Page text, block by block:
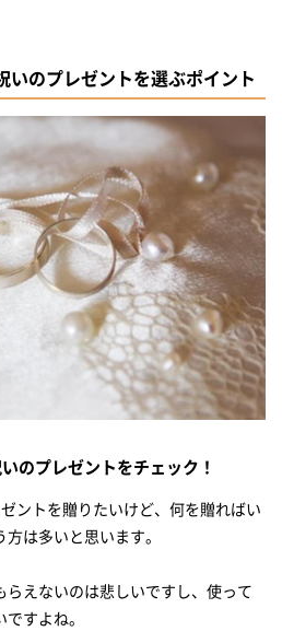
円で贈れる豪華なギフトで
3点セット
マバスグッズ
タオル
婚祝い：まとめ
いのプレゼントを選ぶポイント
のプレゼントをチェック！
ントを贈りたいけど、何を贈ればい
は多いと思います。
えないのは悲しいですし、使って
すよね。